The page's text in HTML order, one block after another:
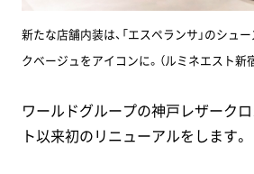
新たな店舗内装は、「エスペランサ」のシ
クベージュをアイコンに。（ルミネエスト新
ワールドグループの神戸レザーク
ト以来初のリニューアルをします。